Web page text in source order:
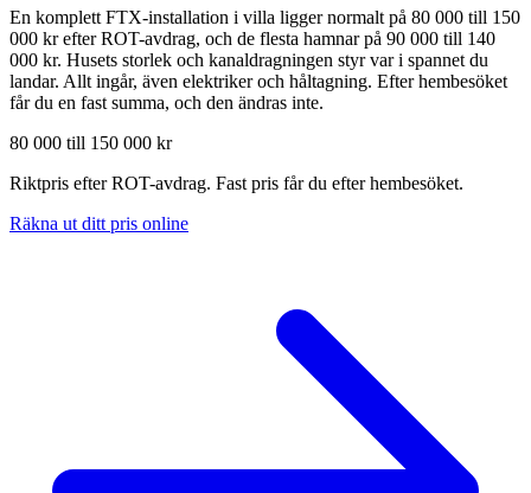
En komplett FTX-installation i villa ligger normalt på 80 000 till 150
000 kr efter ROT-avdrag, och de flesta hamnar på 90 000 till 140
000 kr. Husets storlek och kanaldragningen styr var i spannet du
landar. Allt ingår, även elektriker och håltagning. Efter hembesöket
får du en fast summa, och den ändras inte.
80 000 till 150 000 kr
Riktpris efter ROT-avdrag. Fast pris får du efter hembesöket.
Räkna ut ditt pris online